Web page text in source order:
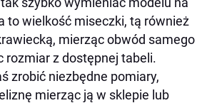
to wielkość miseczki, tą również
mierząc obwód samego
rozmiar z dostępnej tabeli.
zrobić niezbędne pomiary,
mierząc ją w sklepie lub